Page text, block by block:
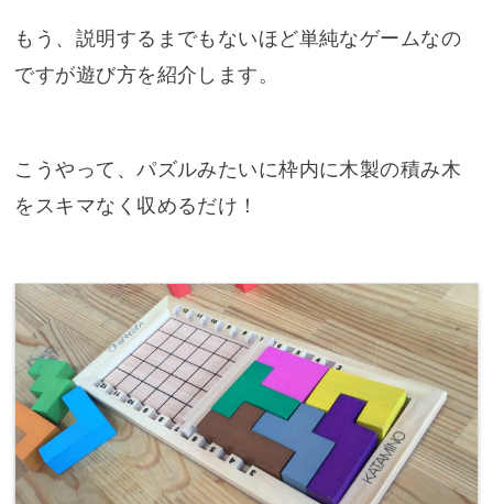
もう、説明するまでもないほど単純なゲームなの
ですが遊び方を紹介します。
こうやって、パズルみたいに枠内に木製の積み木
をスキマなく収めるだけ！